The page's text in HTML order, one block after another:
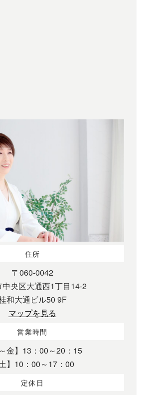
住所
〒060-0042
中央区大通西1丁目14-2
和大通ビル50 9F
マップを見る
営業時間
～金】13：00～20：15
土】10：00～17：00
定休日